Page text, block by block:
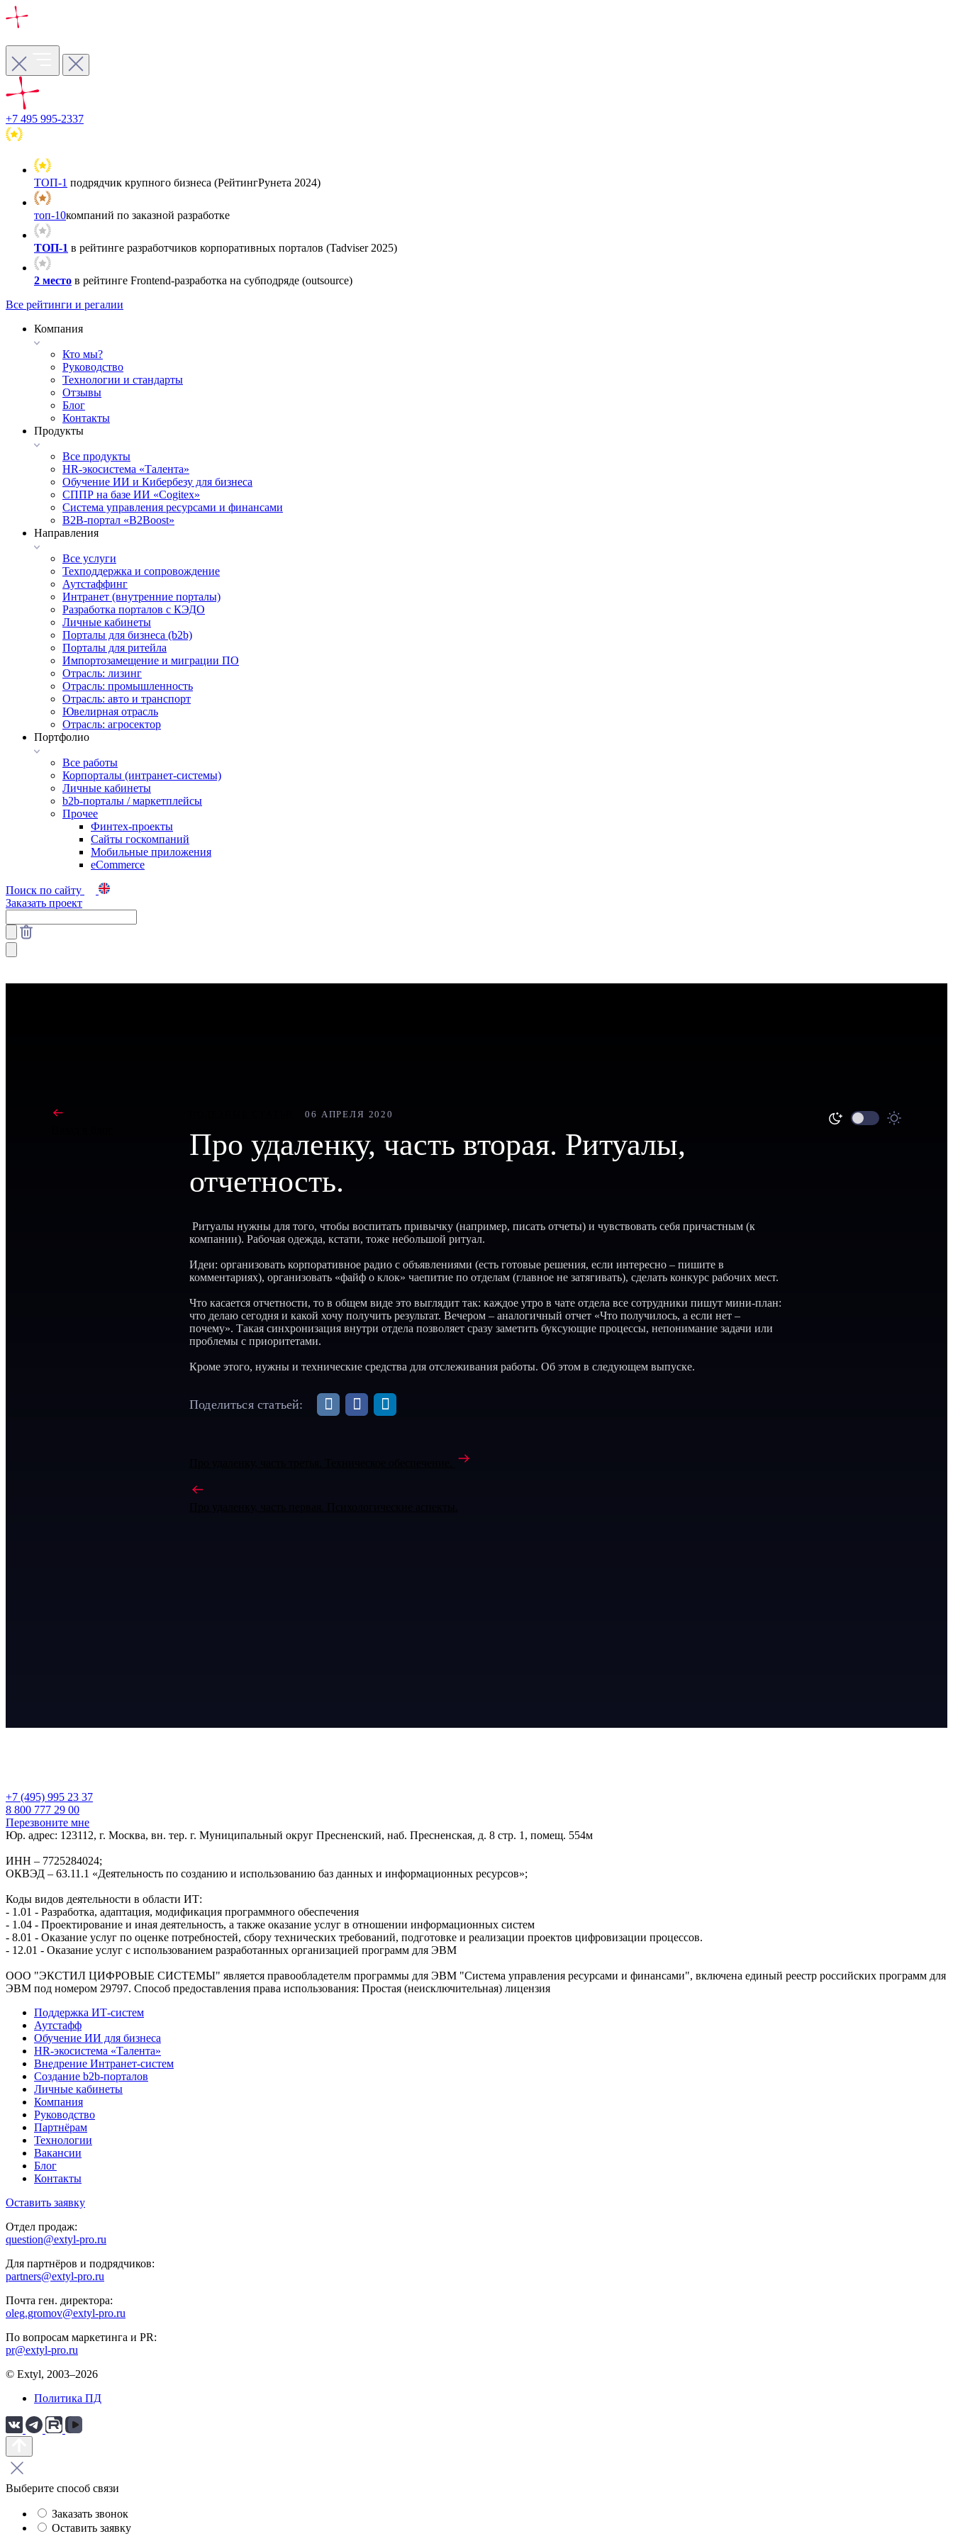
+7 495 995-2337
ТОП-1 подрядчик крупного бизнеса (РейтингРунета 2024)
топ-10компаний по заказной разработке
ТОП-1 в рейтинге разработчиков корпоративных порталов (Tadviser 2025)
2 место в рейтинге Frontend-разработка на субподряде (outsource)
Все рейтинги и регалии
Компания
Кто мы?
Руководство
Технологии и стандарты
Отзывы
Блог
Контакты
Продукты
Все продукты
HR-экосистема «Талента»
Обучение ИИ и Кибербезу для бизнеса
СППР на базе ИИ «Cogitex»
Система управления ресурсами и финансами
B2B-портал «B2Boost»
Направления
Все услуги
Техподдержка и сопровождение
Аутстаффинг
Интранет (внутренние порталы)
Разработка порталов с КЭДО
Личные кабинеты
Порталы для бизнеса (b2b)
Порталы для ритейла
Импортозамещение и миграции ПО
Отрасль: лизинг
Отрасль: промышленность
Отрасль: авто и транспорт
Ювелирная отрасль
Отрасль: агросектор
Портфолио
Все работы
Корпорталы (интранет-системы)
Личные кабинеты
b2b-порталы / маркетплейсы
Прочее
Финтех-проекты
Сайты госкомпаний
Мобильные приложения
eCommerce
Поиск по сайту
Заказать проект
06 АПРЕЛЯ 2020
Про удаленку, часть вторая. Ритуалы,
отчетность.
Ритуалы нужны для того, чтобы воспитать привычку (например, писать отчеты) и чувствовать себя причастным (к
компании). Рабочая одежда, кстати, тоже небольшой ритуал.
Идеи: организовать корпоративное радио с объявлениями (есть готовые решения, если интересно – пишите в
комментариях), организовать «файф о клок» чаепитие по отделам (главное не затягивать), сделать конкурс рабочих мест.
Что касается отчетности, то в общем виде это выглядит так: каждое утро в чате отдела все сотрудники пишут мини-план:
что делаю сегодня и какой хочу получить результат. Вечером – аналогичный отчет «Что получилось, а если нет –
почему». Такая синхронизация внутри отдела позволяет сразу заметить буксующие процессы, непонимание задачи или
проблемы с приоритетами.
Кроме этого, нужны и технические средства для отслеживания работы. Об этом в следующем выпуске.
Поделиться статьей:
+7 (495) 995 23 37
8 800 777 29 00
Перезвоните мне
Юр. адрес: 123112, г. Москва, вн. тер. г. Муниципальный округ Пресненский, наб. Пресненская, д. 8 стр. 1, помещ. 554м
ИНН – 7725284024;
ОКВЭД – 63.11.1 «Деятельность по созданию и использованию баз данных и информационных ресурсов»;
Коды видов деятельности в области ИТ:
- 1.01 - Разработка, адаптация, модификация программного обеспечения
- 1.04 - Проектирование и иная деятельность, а также оказание услуг в отношении информационных систем
- 8.01 - Оказание услуг по оценке потребностей, сбору технических требований, подготовке и реализации проектов цифровизации процессов.
- 12.01 - Оказание услуг с использованием разработанных организацией программ для ЭВМ
ООО "ЭКСТИЛ ЦИФРОВЫЕ СИСТЕМЫ" является правообладетелм программы для ЭВМ "Система управления ресурсами и финансами", включена единый реестр российских программ для
ЭВМ под номером 29797. Cпособ предоставления права использования: Простая (неисключительная) лицензия
Поддержка ИТ-систем
Аутстафф
Обучение ИИ для бизнеса
HR-экосистема «Талента»
Внедрение Интранет-систем
Создание b2b-порталов
Личные кабинеты
Компания
Руководство
Партнёрам
Технологии
Вакансии
Блог
Контакты
Оставить заявку
Отдел продаж:
question@extyl-pro.ru
Для партнёров и подрядчиков:
partners@extyl-pro.ru
Почта ген. директора:
oleg.gromov@extyl-pro.ru
По вопросам маркетинга и PR:
pr@extyl-pro.ru
© Extyl, 2003–2026
Политика ПД
Выберите способ связи
Заказать звонок
Оставить заявку